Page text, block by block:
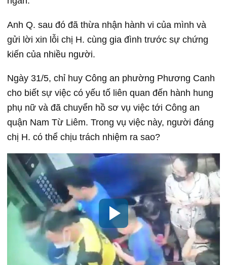
Anh Q. sau đó đã thừa nhận hành vi của mình và
gửi lời xin lỗi chị H. cùng gia đình trước sự chứng
kiến của nhiều người.
Ngày 31/5, chỉ huy Công an phường Phương Canh
cho biết sự việc có yếu tố liên quan đến hành hung
phụ nữ và đã chuyển hồ sơ vụ việc tới Công an
quận Nam Từ Liêm. Trong vụ việc này, người đáng
chị H. có thể chịu trách nhiệm ra sao?